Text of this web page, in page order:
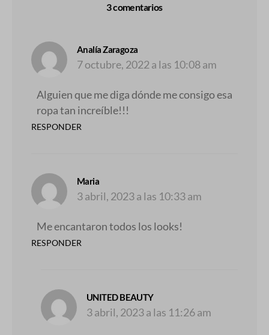
3 comentarios
Analía Zaragoza
7 octubre, 2022 a las 10:08 am
Alguien que me diga dónde me consigo esa
ropa tan increíble!!!
RESPONDER
Maria
3 abril, 2023 a las 10:33 am
Me encantaron todos los looks!
RESPONDER
UNITED BEAUTYdice:
3 abril, 2023 a las 11:26 am